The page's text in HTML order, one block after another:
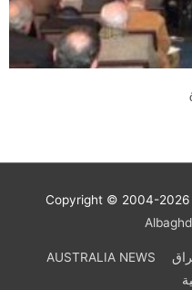
Copyright © 2004-2026
AUSTRALIA NEWS